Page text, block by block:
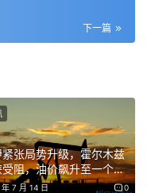
下一篇
张局势升级，霍尔木兹
阻，油价飙升至一个月
7 月 14 日 0